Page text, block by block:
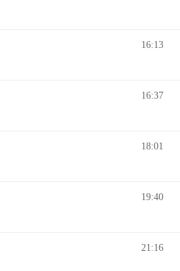
16:13
16:37
18:01
19:40
21:16